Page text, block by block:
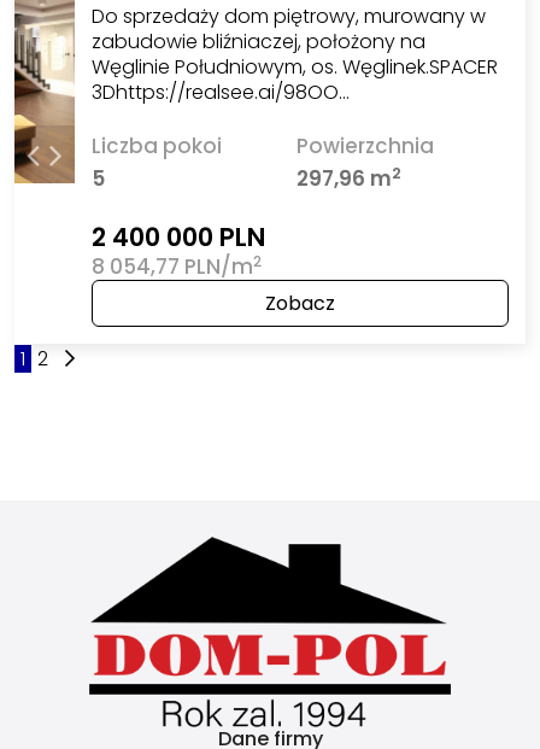
Do sprzedaży dom piętrowy, murowany w
zabudowie bliźniaczej, położony na
Węglinie Południowym, os. Węglinek.SPACER
3Dhttps://realsee.ai/98OO…
Liczba pokoi
5
Powierzchnia
297,96 m2
2 400 000 PLN
8 054,77 PLN/m2
Zobacz
1 2
Dane firmy